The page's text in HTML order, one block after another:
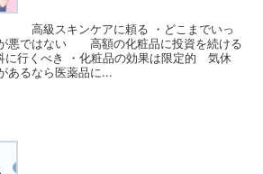
高級スキンケアに頼る ・どこまでいっ
悪ではない 高額の化粧品に投資を続ける
べき ・化粧品の効果は限定的 気休
るなら医薬品に...